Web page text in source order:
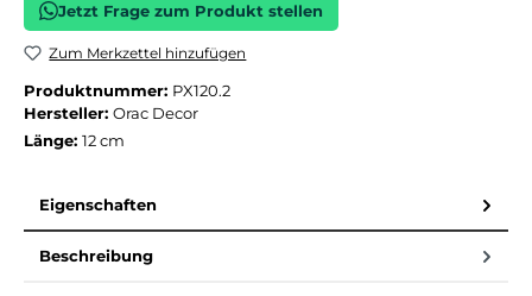
Jetzt Frage zum Produkt stellen
Zum Merkzettel hinzufügen
Produktnummer: PX120.2
Hersteller: Orac Decor
Länge: 12 cm
Eigenschaften
Beschreibung